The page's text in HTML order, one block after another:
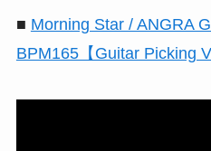
■ Morning Star / ANGRA
BPM165【Guitar Picking